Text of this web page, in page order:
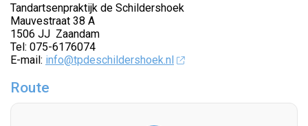
Tandartsenpraktijk de Schildershoek
Mauvestraat 38 A
1506 JJ Zaandam
Tel: 075-6176074
E-mail: info@tpdeschildershoek.nl
Route